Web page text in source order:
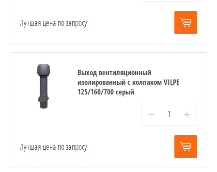
Лучшая цена по запросу
Выход вентиляционный
изолированный с колпаком VILPE
125/160/700 серый
− +
Лучшая цена по запросу